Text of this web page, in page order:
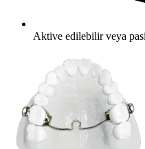
Aktive edilebilir veya